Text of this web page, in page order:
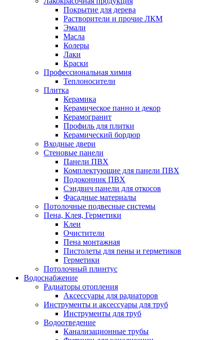
Покрытие для дерева
Растворители и прочие ЛКМ
Эмали
Масла
Колеры
Лаки
Краски
Профессиональная химия
Теплоносители
Плитка
Керамика
Керамическое панно и декор
Керамогранит
Профиль для плитки
Керамический бордюр
Входные двери
Стеновые панели
Панели ПВХ
Комплектующие для панели ПВХ
Подоконник ПВХ
Сэндвич панели для откосов
Фасадные материалы
Потолочные подвесные системы
Пена, Клея, Герметики
Клеи
Очистители
Пена монтажная
Пистолеты для пены и герметиков
Герметики
Потолочный плинтус
Водоснабжение
Радиаторы отопления
Аксессуары для радиаторов
Инструменты и аксессуары для труб
Инструменты для труб
Водоотведение
Канализационные трубы